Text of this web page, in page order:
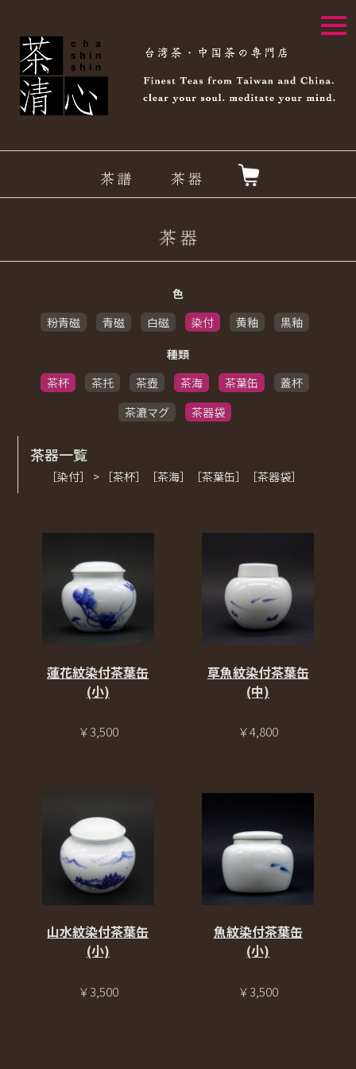
色
粉青磁
青磁 白磁 染付 黄釉
黒釉
種類
茶杯
茶托 茶壺 茶海 茶葉缶
蓋杯
茶漉マグ
茶器袋
茶器一覧
［染付］ > ［茶杯］［茶海］［茶葉缶］［茶器袋］
蓮花紋染付茶葉缶
(小)
￥3,500
草魚紋染付茶葉缶
(中)
￥4,800
山水紋染付茶葉缶
(小)
￥3,500
魚紋染付茶葉缶
(小)
￥3,500